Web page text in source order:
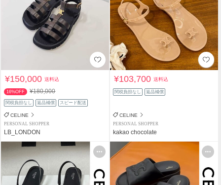
¥150,000送料込
16%OFF ¥180,000
関税負担なし 返品補償 スピード配送
CELINE
PERSONAL SHOPPER
LB_LONDON
¥103,700送料込
関税負担なし 返品補償
CELINE
PERSONAL SHOPPER
kakao chocolate